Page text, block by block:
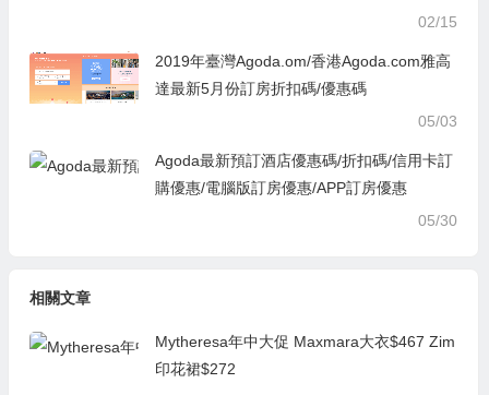
02/15
2019年臺灣Agoda.om/香港Agoda.com雅高
達最新5月份訂房折扣碼/優惠碼
05/03
Agoda最新預訂酒店優惠碼/折扣碼/信用卡訂
購優惠/電腦版訂房優惠/APP訂房優惠
05/30
相關文章
Mytheresa年中大促 Maxmara大衣$467 Zim
印花裙$272